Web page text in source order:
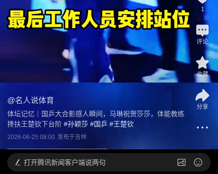
@名人说体育
体坛记忆｜国乒大合影感人瞬间，马琳祝贺莎莎，体能教练
搀扶王楚钦下台阶 #孙颖莎 #国乒 #王楚钦
2026-06-25 08:00 发布于吉林
1
评论
收藏
分享
打开腾讯新闻客户端说两句